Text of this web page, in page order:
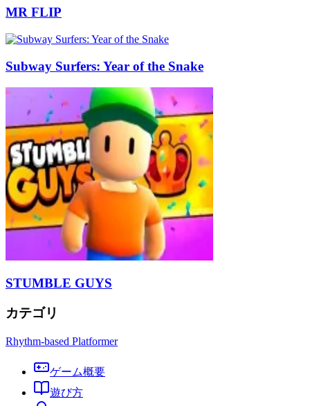
MR FLIP
Subway Surfers: Year of the Snake
STUMBLE GUYS
カテゴリ
Rhythm-based Platformer
ゲーム概要
遊び方